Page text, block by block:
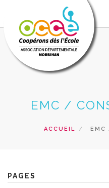
GÉRER SA COOPÉRATIVE
RECHERCHER
EMC /
ACCUEIL EMC
PAGES